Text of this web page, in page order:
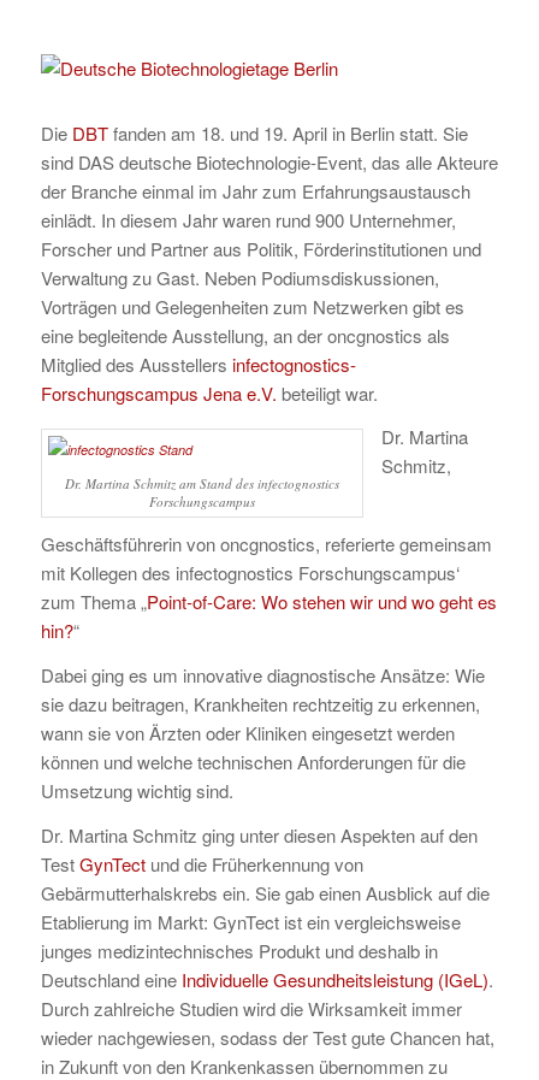
Die DBTfanden am 18. und 19. April in Berlin statt. Sie
sind DAS deutsche Biotechnologie-Event, das alle Akteure
der Branche einmal im Jahr zum Erfahrungsaustausch
einlädt. In diesem Jahr waren rund 900 Unternehmer,
Forscher und Partner aus Politik, Förderinstitutionen und
Verwaltung zu Gast. Neben Podiumsdiskussionen,
Vorträgen und Gelegenheiten zum Netzwerken gibt es
eine begleitende Ausstellung, an der oncgnostics als
Mitglied des Ausstellers infectognostics-
Forschungscampus Jena e.V. beteiligt war.
Dr. Martina Schmitz am Stand des infectognostics
Forschungscampus
Dr. Martina
Schmitz,
Geschäftsführerin von oncgnostics, referierte gemeinsam
mit Kollegen des infectognostics Forschungscampus‘
zum Thema „Point-of-Care: Wo stehen wir und wo geht es
hin?“
Dabei ging es um innovative diagnostische Ansätze: Wie
sie dazu beitragen, Krankheiten rechtzeitig zu erkennen,
wann sie von Ärzten oder Kliniken eingesetzt werden
können und welche technischen Anforderungen für die
Umsetzung wichtig sind.
Dr. Martina Schmitz ging unter diesen Aspekten auf den
TestGynTectund die Früherkennung von
Gebärmutterhalskrebs ein. Sie gab einen Ausblick auf die
Etablierung im Markt: GynTect ist ein vergleichsweise
junges medizintechnisches Produkt und deshalb in
Deutschland eine Individuelle Gesundheitsleistung (IGeL).
Durch zahlreiche Studien wird die Wirksamkeit immer
wieder nachgewiesen, sodass der Test gute Chancen hat,
in Zukunft von den Krankenkassen übernommen zu